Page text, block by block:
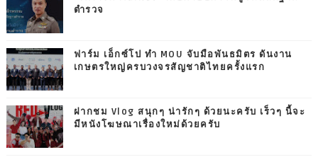
ตำรวจ
ฟาร์ม เอ็กซ์โป ทำ MOU จับมือพันธมิตร ดันงาน
เกษตรใหญ่ครบวงจรสัญชาติไทยครั้งแรก
ฝากชม Vlog สนุกๆ น่ารักๆ ด้วยนะครับ เร็วๆ นี้จะ
มีหนังโฆษณาเรื่องใหม่ด้วยครับ